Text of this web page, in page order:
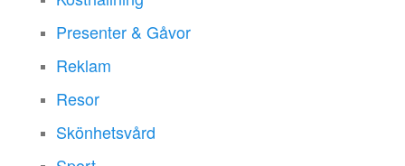
Presenter & Gåvor
Reklam
Resor
Skönhetsvård